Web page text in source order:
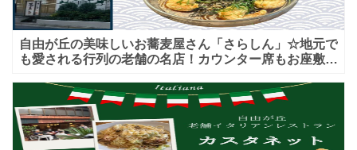
自由が丘の美味しいお蕎麦屋さん「さらしん」☆地元で
も愛される行列の老舗の名店！カウンター席もお座敷も